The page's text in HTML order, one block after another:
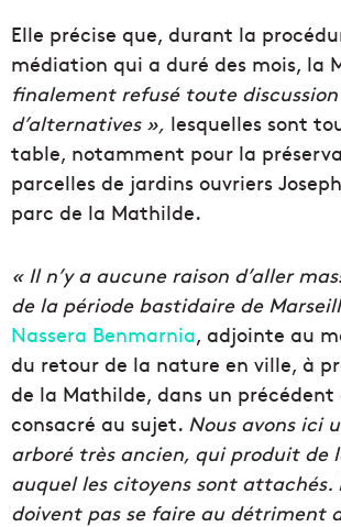
Elle précise que, durant la
médiation qui a duré des mois, la
finalement refusé toute
d’alternatives », lesquelles sont
table, notamment pour la
parcelles de jardins ouvriers
parc de la Mathilde.
« Il n’y a aucune raison d’aller
de la période bastidaire de
Nassera Benmarnia, adjointe au
du retour de la nature en ville, à
de la Mathilde, dans un
consacré au sujet. Nous avons ici
arboré très ancien, qui produit de
auquel les citoyens sont attachés.
doivent pas se faire au détriment